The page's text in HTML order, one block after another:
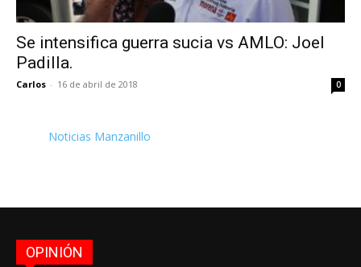
Se intensifica guerra sucia vs AMLO: Joel
Padilla.
Carlos - 16 de abril de 2018 0
Noticias Manzanillo
OPINIÓN